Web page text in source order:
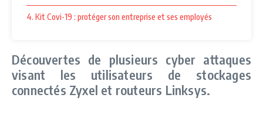
4. Kit Covi-19 : protéger son entreprise et ses employés
Découvertes de plusieurs cyber attaques
visant les utilisateurs de stockages
connectés Zyxel et routeurs Linksys.